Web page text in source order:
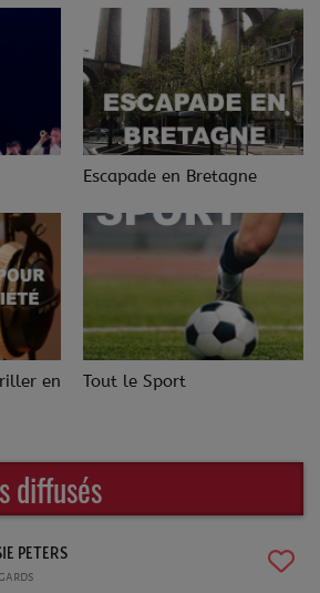
en
Escapade en Bretagne
Tout le Sport
diffusés
PETERS